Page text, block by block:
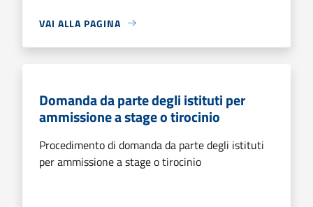
VAI ALLA PAGINA
Domanda da parte degli istituti per
ammissione a stage o tirocinio
Procedimento di domanda da parte degli istituti
per ammissione a stage o tirocinio